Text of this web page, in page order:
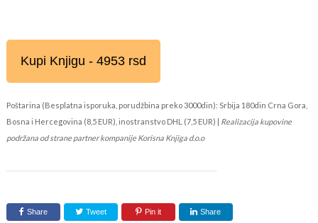
Kupi Knjigu - 4953 rsd
Poštarina (Besplatna isporuka, porudžbina preko 3000din): Srbija 180din Crna Gora,
Bosna i Hercegovina (8,5 EUR), inostranstvo DHL (7,5 EUR) | Realizacija kupovine
podržana od strane partner kompanije Korisna Knjiga d.o.o
Share Tweet Pin it Share